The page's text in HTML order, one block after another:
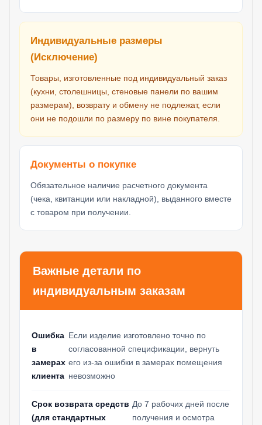
Индивидуальные размеры
(Исключение)
Товары, изготовленные под индивидуальный заказ
(кухни, столешницы, стеновые панели по вашим
размерам), возврату и обмену не подлежат, если
они не подошли по размеру по вине покупателя.
Документы о покупке
Обязательное наличие расчетного документа
(чека, квитанции или накладной), выданного вместе
с товаром при получении.
Важные детали по
индивидуальным заказам
Ошибка
в
замерах
клиента
Если изделие изготовлено точно по
согласованной спецификации, вернуть
его из-за ошибки в замерах помещения
невозможно
Срок возврата средств
(для стандартных
До 7 рабочих дней после
получения и осмотра